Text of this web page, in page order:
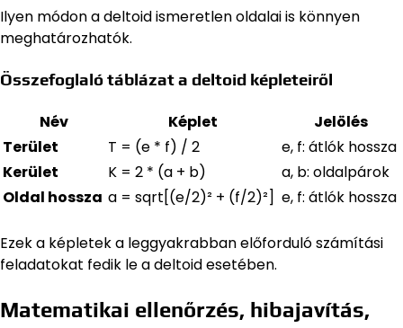
Ilyen módon a deltoid ismeretlen oldalai is könnyen
meghatározhatók.
Összefoglaló táblázat a deltoid képleteiről
Név Képlet
Jelölés
Terület
T = (e * f) / 2
e, f: átlók hossza
Kerület
K = 2 * (a + b)
a, b: oldalpárok
Oldal hossza a = sqrt[(e/2)² + (f/2)²] e, f: átlók hossza
Ezek a képletek a leggyakrabban előforduló számítási
feladatokat fedik le a deltoid esetében.
Matematikai ellenőrzés, hibajavítás,